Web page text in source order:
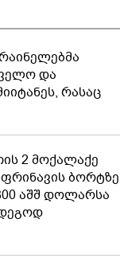
და
რასაც
2 მოქალაქე
ბორტზე
აშშ დოლარსა